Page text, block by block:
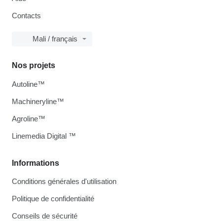
Contacts
Mali / français
Informations
Conditions générales d'utilisation
Politique de confidentialité
Conseils de sécurité
Nos projets
Autoline™
Machineryline™
Agroline™
Linemedia Digital ™